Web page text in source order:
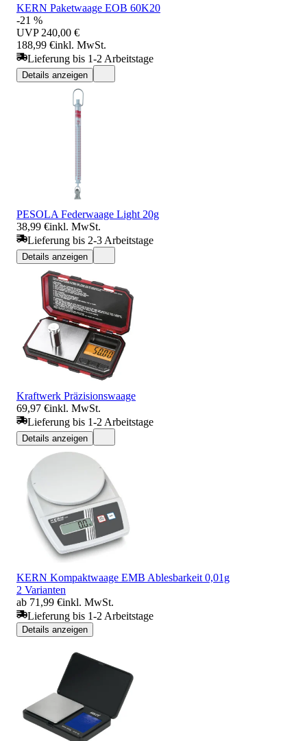
KERN Paketwaage EOB 60K20
-21 %
UVP 240,00 €
188,99 €inkl. MwSt.
Lieferung bis 1-2 Arbeitstage
Details anzeigen
PESOLA Federwaage Light 20g
38,99 €inkl. MwSt.
Lieferung bis 2-3 Arbeitstage
Details anzeigen
Kraftwerk Präzisionswaage
69,97 €inkl. MwSt.
Lieferung bis 1-2 Arbeitstage
Details anzeigen
KERN Kompaktwaage EMB Ablesbarkeit 0,01g
2 Varianten
ab 71,99 €inkl. MwSt.
Lieferung bis 1-2 Arbeitstage
Details anzeigen